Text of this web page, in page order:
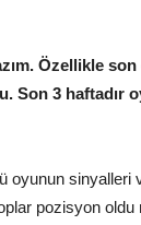
Özellikle
Son 3 haftadır
oyunun sinyalleri
pozisyon